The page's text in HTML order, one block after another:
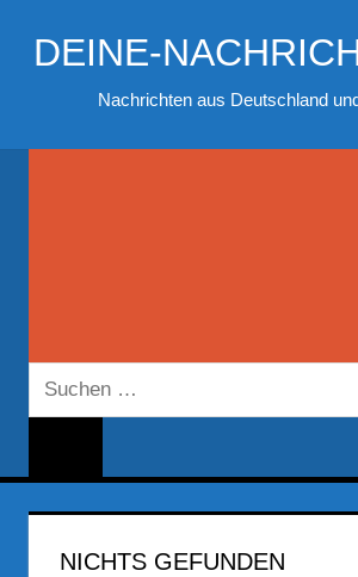
InhaltDEINE-
Nachrichten aus Deutschland
Suchen
nach:
NICHTS GEFUNDEN